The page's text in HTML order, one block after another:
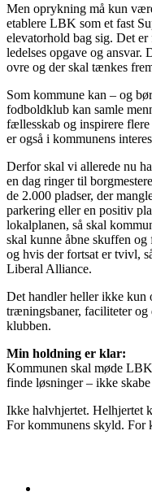
Men oprykning må kun
etablere LBK som et fast
elevatorhold bag sig. Det
ledelses opgave og ansvar.
ovre og der skal tænkes
Som kommune kan – og
fodboldklub kan samle
fællesskab og inspirere
er også i kommunens
Derfor skal vi allerede nu
en dag ringer til
de 2.000 pladser, der
parkering eller en positiv
lokalplanen, så skal
skal kunne åbne skuffen og
og hvis der fortsat er tvivl,
Liberal Alliance.
Det handler heller ikke kun
træningsbaner, faciliteter
klubben.
Min holdning er klar:
Kommunen skal møde
finde løsninger – ikke
Ikke halvhjertet. Helhjertet
For kommunens skyld. For